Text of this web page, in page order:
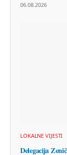
06.08.2026
LOKALNE VIJESTI
Delegacija